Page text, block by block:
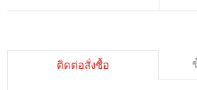
ติดต่อสั่งซื้อ